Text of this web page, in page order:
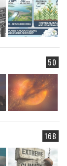
50
168